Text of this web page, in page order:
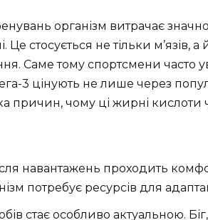
організм витрачає
стосується не тільки м’язів, а
Саме тому спортсмени часто
3 цінують не лише через
причин, чому ці жирні
навантажень проходить
потребує ресурсів для
стає особливо актуальною.